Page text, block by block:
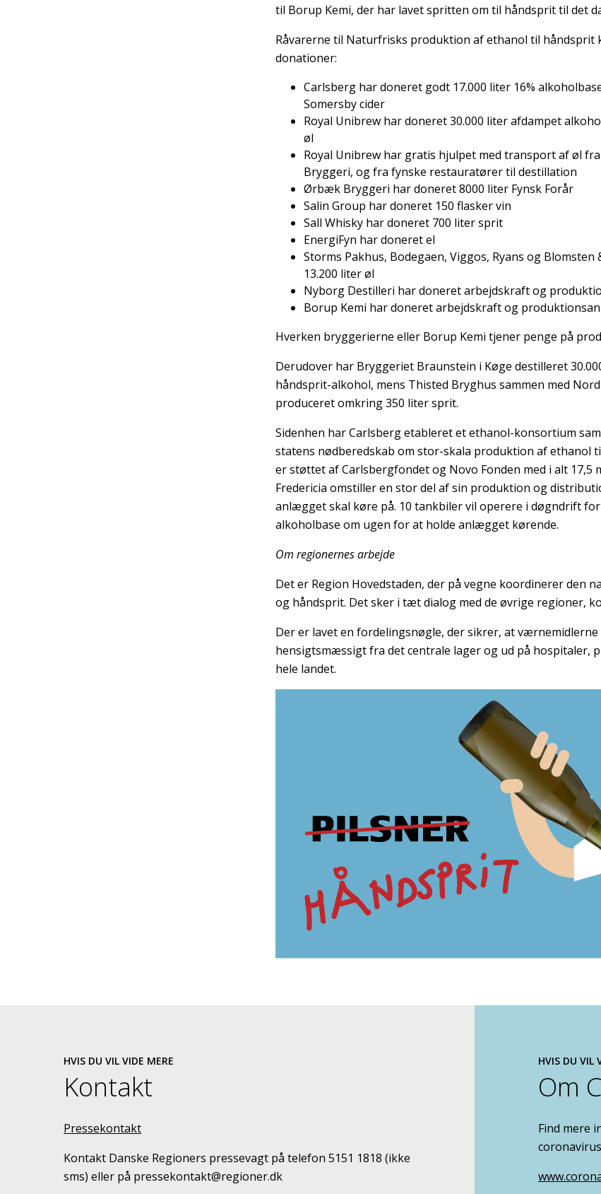
til Borup Kemi, der har lavet spritten om til håndsprit til det
Råvarerne til Naturfrisks produktion af ethanol til håndsprit
donationer:
Carlsberg har doneret godt 17.000 liter 16%
Somersby cider
Royal Unibrew har doneret 30.000 liter afdampet
øl
Royal Unibrew har gratis hjulpet med transport af øl
Bryggeri, og fra fynske restauratører til destillation
Ørbæk Bryggeri har doneret 8000 liter Fynsk Forår
Salin Group har doneret 150 flasker vin
Sall Whisky har doneret 700 liter sprit
EnergiFyn har doneret el
Storms Pakhus, Bodegaen, Viggos, Ryans og
13.200 liter øl
Nyborg Destilleri har doneret arbejdskraft og
Borup Kemi har doneret arbejdskraft og
Hverken bryggerierne eller Borup Kemi tjener penge på
Derudover har Bryggeriet Braunstein i Køge destilleret
håndsprit-alkohol, mens Thisted Bryghus sammen med
produceret omkring 350 liter sprit.
Sidenhen har Carlsberg etableret et ethanol-konsortium
statens nødberedskab om stor-skala produktion af ethanol
er støttet af Carlsbergfondet og Novo Fonden med i alt 17,5
Fredericia omstiller en stor del af sin produktion og
anlægget skal køre på. 10 tankbiler vil operere i døgndrift
alkoholbase om ugen for at holde anlægget kørende.
Om regionernes arbejde
Det er Region Hovedstaden, der på vegne koordinerer den
og håndsprit. Det sker i tæt dialog med de øvrige regioner,
Der er lavet en fordelingsnøgle, der sikrer, at
hensigtsmæssigt fra det centrale lager og ud på hospitaler,
hele landet.
HVIS DU VIL VIDE MERE
Kontakt
Pressekontakt
Kontakt Danske Regioners pressevagt på telefon 5151 1818 (ikke
sms) eller på pressekontakt@regioner.dk
HVIS DU VIL
Om
Find mere